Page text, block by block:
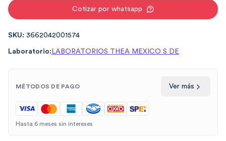
Cotizar por whatsapp
SKU: 3662042001574
Laboratorio: LABORATORIOS THEA MEXICO S DE
MÉTODOS DE PAGO Ver más
Hasta 6 meses sin intereses